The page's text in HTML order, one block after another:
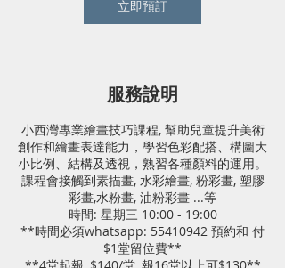
立即預訂
服務說明
小西灣專業繪畫技巧課程, 幫助兒童提升美術
創作和繪畫表達能力，學習色彩配搭、構圖大
小比例、結構及透視，熟習各種顏料的運用。
課程會接觸到素描畫, 水彩繪畫, 粉彩畫, 塑膠
彩畫,水粉畫, 油粉彩畫 ...等
時間: 星期三 10:00 - 19:00
**時間必須whatsapp: 55410942 預約和 付
$1堂留位費**